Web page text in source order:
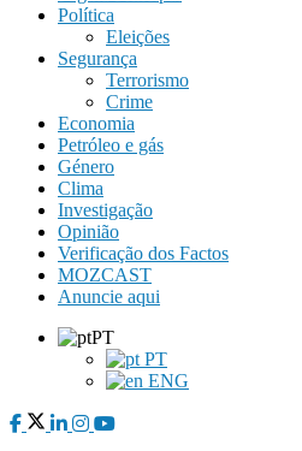
Política
Eleições
Segurança
Terrorismo
Crime
Economia
Petróleo e gás
Género
Clima
Investigação
Opinião
Verificação dos Factos
MOZCAST
Anuncie aqui
PT
PT
ENG